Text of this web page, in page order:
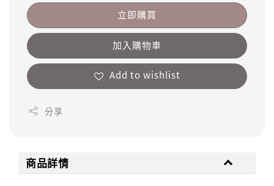
立即購買
加入購物車
Add to wishlist
分享
商品詳情